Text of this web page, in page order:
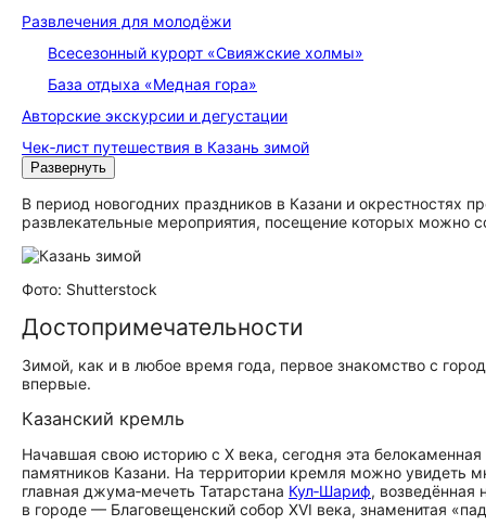
Развлечения для молодёжи
Всесезонный курорт «Свияжские холмы»
База отдыха «Медная гора»
Авторские экскурсии и дегустации
Чек‑лист путешествия в Казань зимой
Развернуть
В период новогодних праздников в Казани и окрестностях
развлекательные мероприятия, посещение которых можно
Фото: Shutterstock
До­сто­при­ме­ча­тель­но­сти
Зимой, как и в любое время года, первое знакомство с
впервые.
Казанский кремль
Начавшая свою историю с X века, сегодня эта
памятников Казани. На территории кремля можно увидеть
главная джума‑мечеть Татарстана Кул‑Шариф, возведённая
в городе — Благовещенский собор XVI века, знаменитая